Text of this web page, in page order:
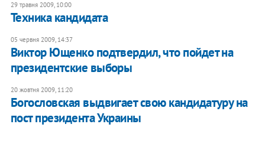
29 травня 2009, 10:00
Техника кандидата
05 червня 2009, 14:37
Виктор Ющенко подтвердил, что пойдет на
президентские выборы
20 жовтня 2009, 11:20
Богословская выдвигает свою кандидатуру на
пост президента Украины